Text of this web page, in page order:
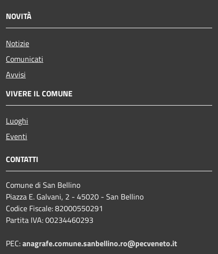
NOVITÀ
Notizie
Comunicati
Avvisi
VIVERE IL COMUNE
Luoghi
Eventi
CONTATTI
Comune di San Bellino
Piazza E. Galvani, 2 - 45020 - San Bellino
Codice Fiscale: 82000550291
Partita IVA: 00234460293
PEC:anagrafe.comune.sanbellino.ro@pecveneto.it